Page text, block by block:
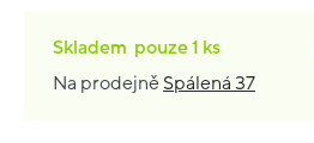
Skladem pouze1 ks
Na prodejně Spálená 37